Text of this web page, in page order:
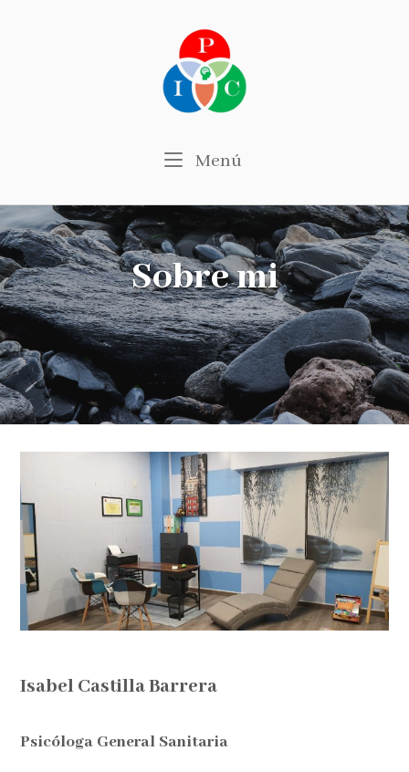
Menú
Sobre mi
Isabel Castilla Barrera
Psicóloga General Sanitaria